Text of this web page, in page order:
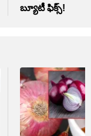
బ్యూటీ ఫిక్స్‌!